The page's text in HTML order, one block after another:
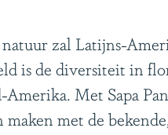
zal Latijns-
is de diversiteit in
Amerika. Met Sapa
maken met de